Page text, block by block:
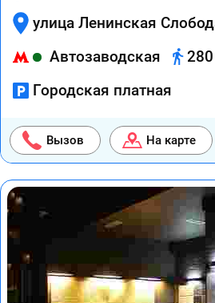
улица Ленинская
Автозаводская
Городская платная
Вызов На карте